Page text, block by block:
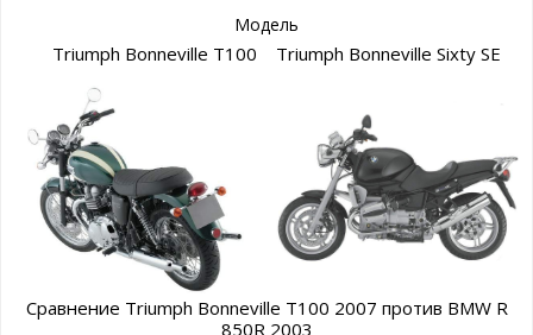
Модель
Triumph Bonneville T100 Triumph Bonneville Sixty SE
Сравнение Triumph Bonneville T100 2007 против BMW R
850R 2003